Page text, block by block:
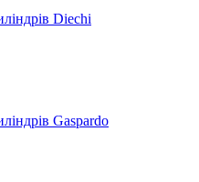
Diechi
Gaspardo